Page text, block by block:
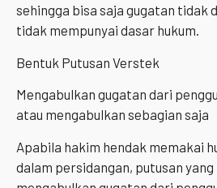
sehingga bisa saja gugatan tidak
tidak mempunyai dasar hukum.
Bentuk Putusan Verstek
Mengabulkan gugatan dari
atau mengabulkan sebagian saja
Apabila hakim hendak memakai
dalam persidangan, putusan